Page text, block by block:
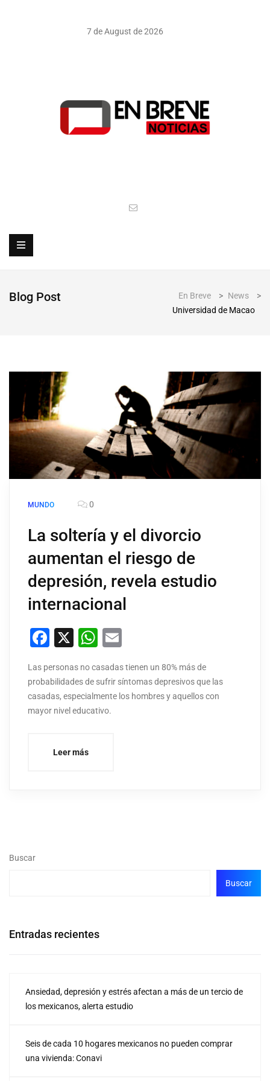
7 de August de 2026
Blog Post En Breve > News
>
Universidad de Macao
MUNDO 0
La soltería y el divorcio
aumentan el riesgo de
depresión, revela estudio
internacional
Facebook
X WhatsApp
Las personas no casadas tienen un 80% más de
probabilidades de sufrir síntomas depresivos que las
casadas, especialmente los hombres y aquellos con
mayor nivel educativo.
Leer más
Buscar
Buscar
Entradas recientes
Ansiedad, depresión y estrés afectan a más de un tercio de
los mexicanos, alerta estudio
Seis de cada 10 hogares mexicanos no pueden comprar
una vivienda: Conavi